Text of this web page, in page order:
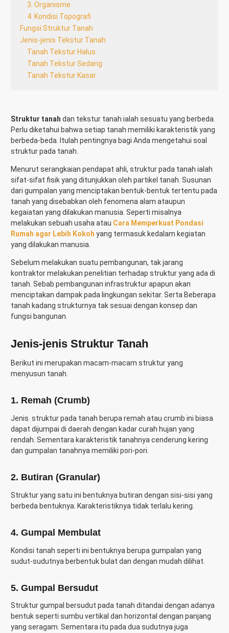
3. Organisme
4. Kondisi Topografi
Fungsi Struktur Tanah
Jenis-jenis Tekstur Tanah
Tanah Tekstur Halus
Tanah Tekstur Sedang
Tanah Tekstur Kasar
Struktur tanah dan tekstur tanah ialah sesuatu yang berbeda.
Perlu diketahui bahwa setiap tanah memiliki karakteristik yang
berbeda-beda. Itulah pentingnya bagi Anda mengetahui soal
struktur pada tanah.
Menurut serangkaian pendapat ahli, struktur pada tanah ialah
sifat-sifat fisik yang ditunjukkan oleh partikel tanah. Susunan
dari gumpalan yang menciptakan bentuk-bentuk tertentu pada
tanah yang disebabkan oleh fenomena alam ataupun
kegaiatan yang dilakukan manusia. Seperti misalnya
melakukan sebuah usaha atau Cara Memperkuat Pondasi
Rumah agar Lebih Kokoh yang termasuk kedalam kegiatan
yang dilakukan manusia.
Sebelum melakukan suatu pembangunan, tak jarang
kontraktor melakukan penelitian terhadap struktur yang ada di
tanah. Sebab pembangunan infrastruktur apapun akan
menciptakan dampak pada lingkungan sekitar. Serta Beberapa
tanah kadang strukturnya tak sesuai dengan konsep dan
fungsi bangunan.
Jenis-jenis Struktur Tanah
Berikut ini merupakan macam-macam struktur yang
menyusun tanah.
1. Remah (Crumb)
Jenis struktur pada tanah berupa remah atau crumb ini biasa
dapat dijumpai di daerah dengan kadar curah hujan yang
rendah. Sementara karakteristik tanahnya cenderung kering
dan gumpalan tanahnya memiliki pori-pori.
2. Butiran (Granular)
Struktur yang satu ini bentuknya butiran dengan sisi-sisi yang
berbeda bentuknya. Karakteristiknya tidak terlalu kering.
4. Gumpal Membulat
Kondisi tanah seperti ini bentuknya berupa gumpalan yang
sudut-sudutnya berbentuk bulat dan dengan mudah dilihat.
5. Gumpal Bersudut
Struktur gumpal bersudut pada tanah ditandai dengan adanya
bentuk seperti sumbu vertikal dan horizontal dengan panjang
yang seragam. Sementara itu pada dua sudutnya juga